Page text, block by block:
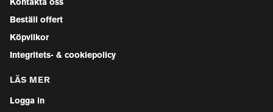
Kontakta oss
Beställ offert
Köpvilkor
Integritets- & cookiepolicy
LÄS MER
Logga in